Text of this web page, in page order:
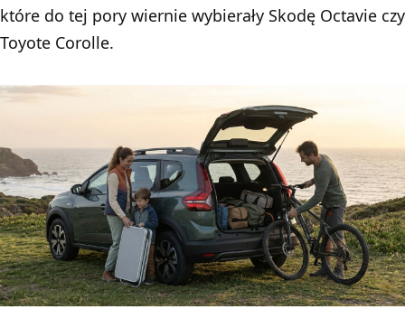
które do tej pory wiernie wybierały Skodę Octavie czy
Toyote Corolle.